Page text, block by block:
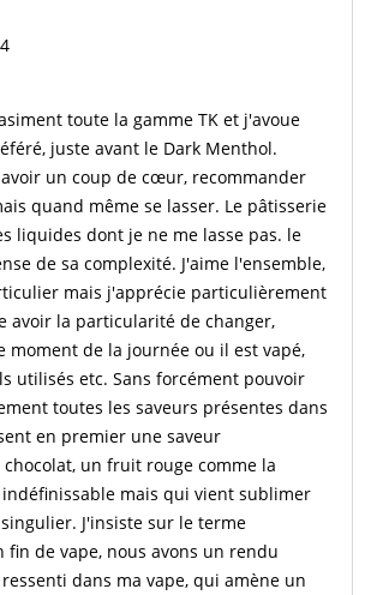
toute la gamme TK et j'avoue
juste avant le Dark Menthol.
un coup de cœur, recommander
quand même se lasser. Le pâtisserie
liquides dont je ne me lasse pas. le
de sa complexité. J'aime l'ensemble,
mais j'apprécie particulièrement
avoir la particularité de changer,
moment de la journée ou il est vapé,
utilisés etc. Sans forcément pouvoir
toutes les saveurs présentes dans
en premier une saveur
un fruit rouge comme la
mais qui vient sublimer
J'insiste sur le terme
fin de vape, nous avons un rendu
dans ma vape, qui amène un